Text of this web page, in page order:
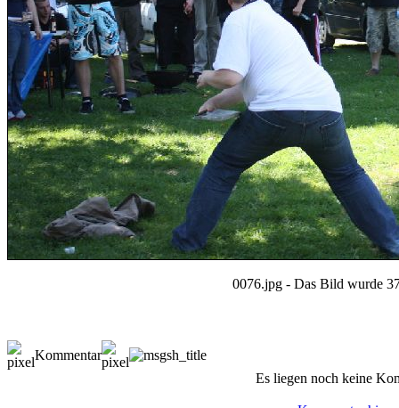
0076.jpg - Das Bild wurde
Kommentar
Es liegen noch keine